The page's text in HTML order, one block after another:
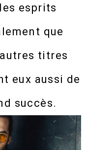
esprits
que
titres
eux aussi de
succès.